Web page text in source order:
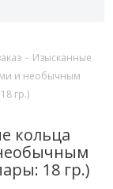
- Изысканные
и необычным
гр.)
кольца
18 гр.)